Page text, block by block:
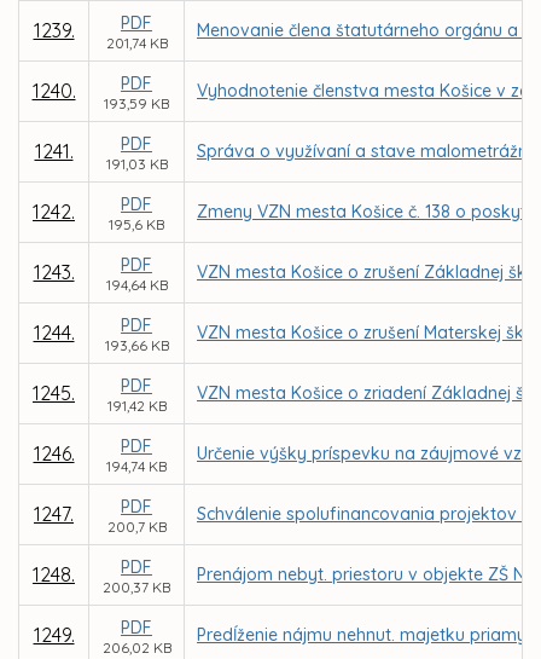
1239. PDF
201,74 KB
Menovanie člena štatutárneho orgánu a
1240. PDF
193,59 KB
Vyhodnotenie členstva mesta Košice v
1241. PDF
191,03 KB
Správa o využívaní a stave
1242. PDF
195,6 KB
Zmeny VZN mesta Košice č. 138 o
1243. PDF
194,64 KB
VZN mesta Košice o zrušení Základnej
1244. PDF
193,66 KB
VZN mesta Košice o zrušení Materskej
1245. PDF
191,42 KB
VZN mesta Košice o zriadení Základnej
1246. PDF
194,74 KB
Určenie výšky príspevku na záujmové
1247. PDF
200,7 KB
Schválenie spolufinancovania projektov
1248. PDF
200,37 KB
Prenájom nebyt. priestoru v objekte ZŠ
1249. PDF
206,02 KB
Predĺženie nájmu nehnut. majetku